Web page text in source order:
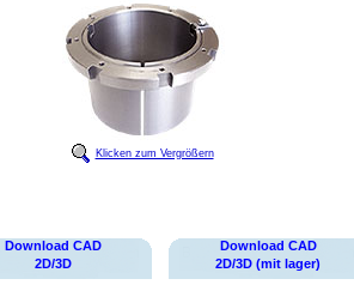
Klicken zum Vergrößern
Download CAD
2D/3D
Download CAD
2D/3D (mit lager)